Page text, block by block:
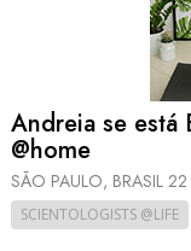
Andreia se está
@home
SÃO PAULO, BRASIL 22
SCIENTOLOGISTS @LIFE